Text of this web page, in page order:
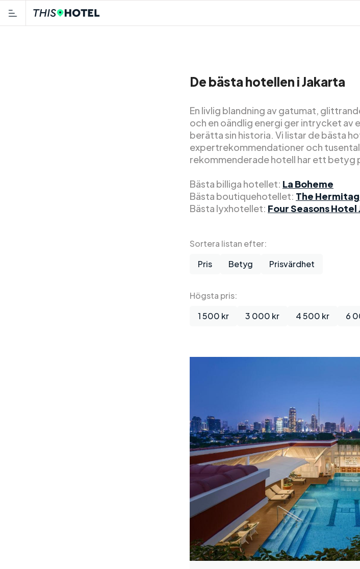
De bästa hotellen i Jakarta
En livlig blandning av gatumat,
och en oändlig energi ger intrycket av
berätta sin historia. Vi listar de bästa
expertrekommendationer och
rekommenderade hotell har ett betyg
Bästa billiga hotellet: La Boheme
Bästa boutiquehotellet: The
Bästa lyxhotellet: Four Seasons Hotel
Sortera listan efter:
Pris
Betyg Prisvärdhet
Högsta pris:
1 500 kr
3 000 kr 4 500 kr 6